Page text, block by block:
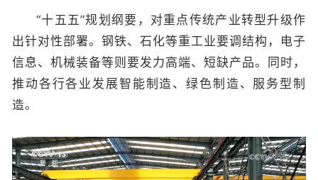
“十五五”规划纲要，对重点传统产业转型升级作
出针对性部署。钢铁、石化等重工业要调结构，电子
信息、机械装备等则要发力高端、短缺产品。同时，
推动各行各业发展智能制造、绿色制造、服务型制
造。